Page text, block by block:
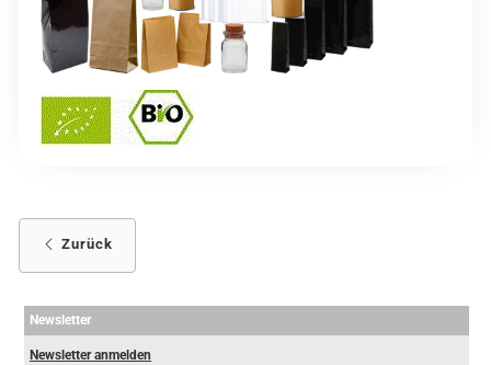
Zurück
Newsletter
Newsletter anmelden